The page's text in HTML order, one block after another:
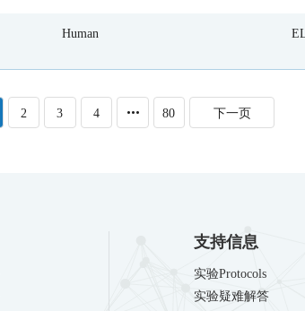
Human
2 3 4 80
支持信息
实验Protocols
实验疑难解答